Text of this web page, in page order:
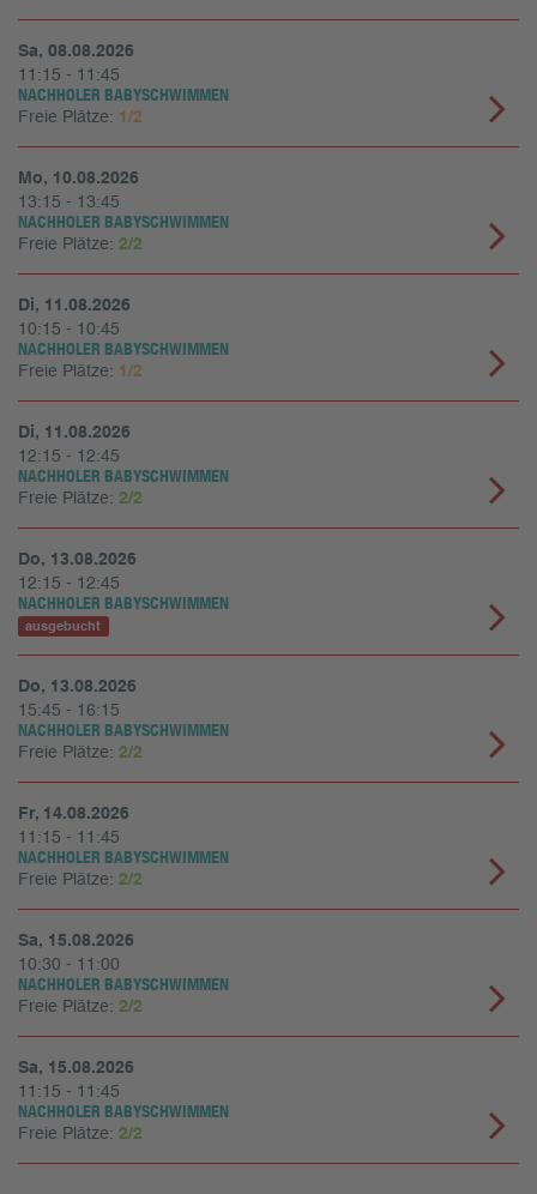
Sa, 08.08.2026
11:15 - 11:45
NACHHOLER BABYSCHWIMMEN
Freie Plätze: 1/2
Mo, 10.08.2026
13:15 - 13:45
NACHHOLER BABYSCHWIMMEN
Freie Plätze: 2/2
Di, 11.08.2026
10:15 - 10:45
NACHHOLER BABYSCHWIMMEN
Freie Plätze: 1/2
Di, 11.08.2026
12:15 - 12:45
NACHHOLER BABYSCHWIMMEN
Freie Plätze: 2/2
Do, 13.08.2026
12:15 - 12:45
NACHHOLER BABYSCHWIMMEN
ausgebucht
Do, 13.08.2026
15:45 - 16:15
NACHHOLER BABYSCHWIMMEN
Freie Plätze: 2/2
Fr, 14.08.2026
11:15 - 11:45
NACHHOLER BABYSCHWIMMEN
Freie Plätze: 2/2
Sa, 15.08.2026
10:30 - 11:00
NACHHOLER BABYSCHWIMMEN
Freie Plätze: 2/2
Sa, 15.08.2026
11:15 - 11:45
NACHHOLER BABYSCHWIMMEN
Freie Plätze: 2/2